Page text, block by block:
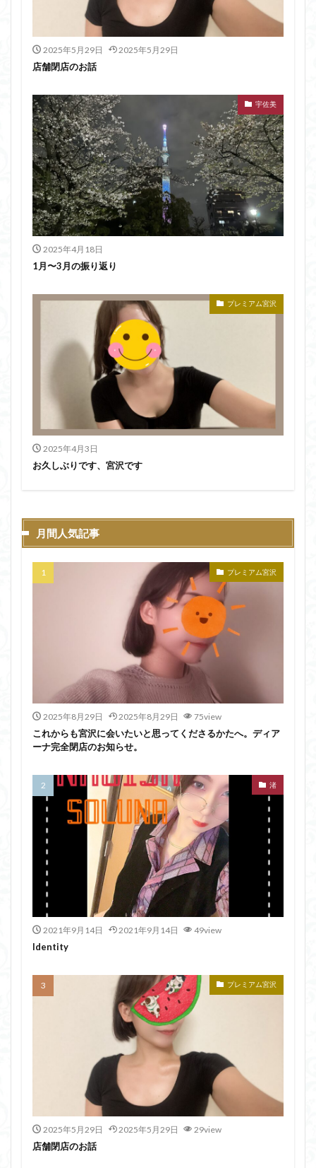
2025年5月29日 2025年5月29日
店舗閉店のお話
宇佐美
2025年4月18日
1月〜3月の振り返り
プレミアム宮沢
2025年4月3日
お久しぶりです、宮沢です
月間人気記事
プレミアム宮沢
2025年8月29日 2025年8月29日 75view
これからも宮沢に会いたいと思ってくださるかたへ。ディア
ーナ完全閉店のお知らせ。
渚
2021年9月14日 2021年9月14日 49view
Identity
プレミアム宮沢
2025年5月29日 2025年5月29日 29view
店舗閉店のお話